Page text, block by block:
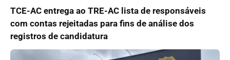
TCE-AC entrega ao TRE-AC lista de responsáveis
com contas rejeitadas para fins de análise dos
registros de candidatura